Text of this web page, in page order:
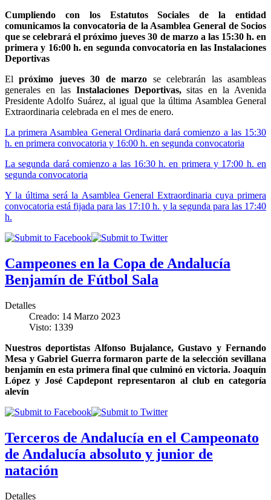
Cumpliendo con los Estatutos Sociales de la entidad
comunicamos la convocatoria de la Asamblea General de Socios
que se celebrará el próximo jueves 30 de marzo a las 15:30 h. en
primera y 16:00 h. en segunda convocatoria en las Instalaciones
Deportivas
Elpróximo jueves 30 de marzo se celebrarán las asambleas
generales en las Instalaciones Deportivas,sitas en la Avenida
Presidente Adolfo Suárez, al igual que la última Asamblea General
Extraordinaria celebrada en el mes de enero.
La primera Asamblea General Ordinaria dará comienzo a las 15:30
h. en primera convocatoria y 16:00 h. en segunda convocatoria
La segunda dará comienzo a las 16:30 h. en primera y 17:00 h. en
segunda convocatoria
Y la última será la Asamblea General Extraordinaria cuya primera
convocatoria está fijada para las 17:10 h. y la segunda para las 17:40
h.
Campeones en la Copa de Andalucía
Benjamín de Fútbol Sala
Detalles
Creado: 14 Marzo 2023
Visto: 1339
Nuestros deportistas Alfonso Bujalance, Gustavo y Fernando
Mesa y Gabriel Guerra formaron parte de la selección sevillana
benjamín en esta primera final que culminó en victoria. Joaquín
López y José Capdepont representaron al club en categoría
alevín
Terceros de Andalucía en el Campeonato
de Andalucía absoluto y junior de
natación
Detalles